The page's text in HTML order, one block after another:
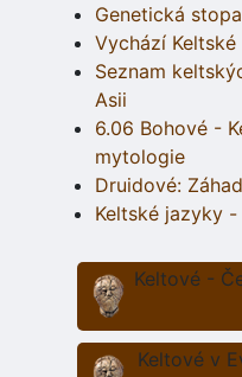
Genetická
Vychází
Seznam
Asii
6.06 Bohové -
mytologie
Druidové:
Keltské jazyky -
Keltové -
Keltové v